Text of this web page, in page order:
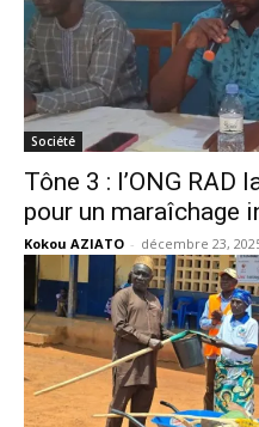
Société
Tône 3 : l’ONG RAD
pour un maraîchage
Kokou AZIATO - décembre 23,